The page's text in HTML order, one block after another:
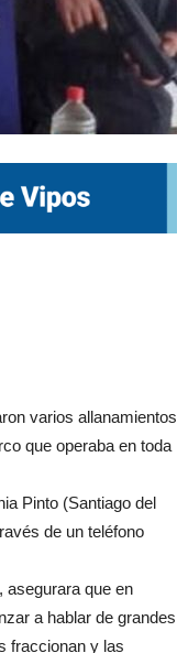
varios allanamientos
que operaba en toda
Pinto (Santiago del
de un teléfono
asegurara que en
a hablar de grandes
fraccionan y las